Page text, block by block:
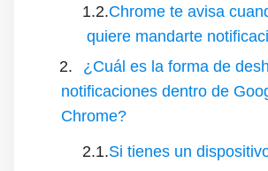
Chrome te avisa
quiere mandarte
¿Cuál es la forma de
notificaciones dentro de
Chrome?
Si tienes un